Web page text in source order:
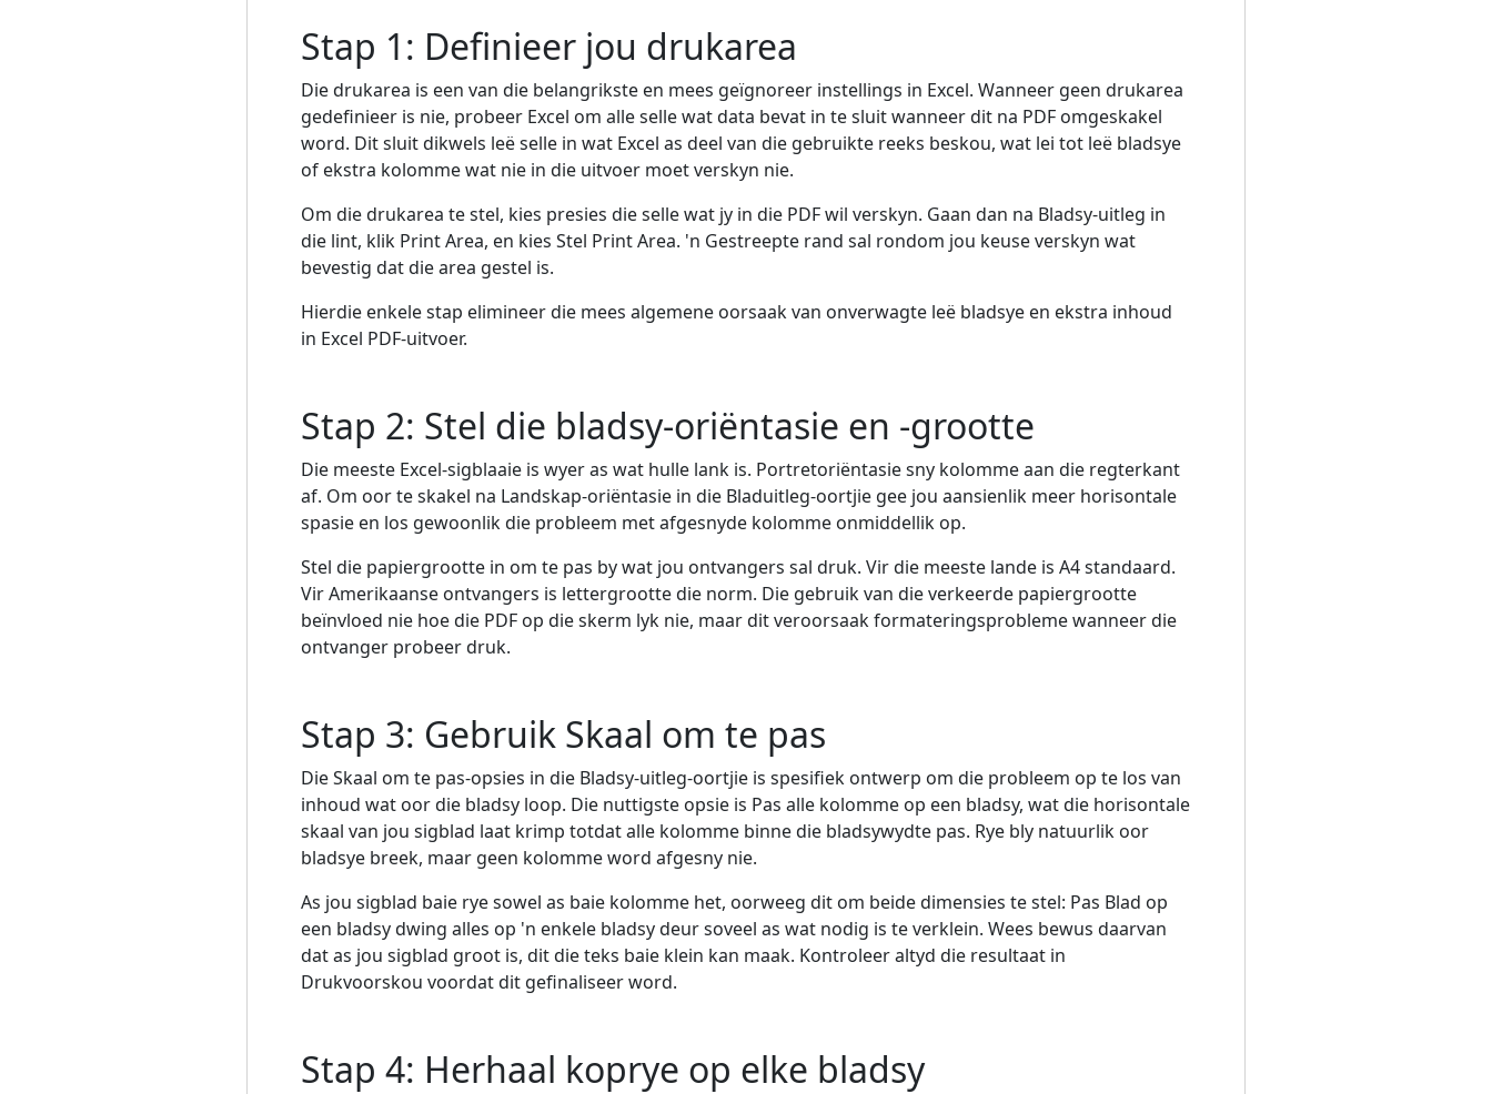
Stap 1: Definieer jou drukarea
Die drukarea is een van die belangrikste en mees geïgnoreer instellings in Excel. Wanneer geen drukarea
gedefinieer is nie, probeer Excel om alle selle wat data bevat in te sluit wanneer dit na PDF omgeskakel
word. Dit sluit dikwels leë selle in wat Excel as deel van die gebruikte reeks beskou, wat lei tot leë bladsye
of ekstra kolomme wat nie in die uitvoer moet verskyn nie.
Om die drukarea te stel, kies presies die selle wat jy in die PDF wil verskyn. Gaan dan na Bladsy-uitleg in
die lint, klik Print Area, en kies Stel Print Area. 'n Gestreepte rand sal rondom jou keuse verskyn wat
bevestig dat die area gestel is.
Hierdie enkele stap elimineer die mees algemene oorsaak van onverwagte leë bladsye en ekstra inhoud
in Excel PDF-uitvoer.
Stap 2: Stel die bladsy-oriëntasie en -grootte
Die meeste Excel-sigblaaie is wyer as wat hulle lank is. Portretoriëntasie sny kolomme aan die regterkant
af. Om oor te skakel na Landskap-oriëntasie in die Bladuitleg-oortjie gee jou aansienlik meer horisontale
spasie en los gewoonlik die probleem met afgesnyde kolomme onmiddellik op.
Stel die papiergrootte in om te pas by wat jou ontvangers sal druk. Vir die meeste lande is A4 standaard.
Vir Amerikaanse ontvangers is lettergrootte die norm. Die gebruik van die verkeerde papiergrootte
beïnvloed nie hoe die PDF op die skerm lyk nie, maar dit veroorsaak formateringsprobleme wanneer die
ontvanger probeer druk.
Stap 3: Gebruik Skaal om te pas
Die Skaal om te pas-opsies in die Bladsy-uitleg-oortjie is spesifiek ontwerp om die probleem op te los van
inhoud wat oor die bladsy loop. Die nuttigste opsie is Pas alle kolomme op een bladsy, wat die horisontale
skaal van jou sigblad laat krimp totdat alle kolomme binne die bladsywydte pas. Rye bly natuurlik oor
bladsye breek, maar geen kolomme word afgesny nie.
As jou sigblad baie rye sowel as baie kolomme het, oorweeg dit om beide dimensies te stel: Pas Blad op
een bladsy dwing alles op 'n enkele bladsy deur soveel as wat nodig is te verklein. Wees bewus daarvan
dat as jou sigblad groot is, dit die teks baie klein kan maak. Kontroleer altyd die resultaat in
Drukvoorskou voordat dit gefinaliseer word.
Stap 4: Herhaal koprye op elke bladsy